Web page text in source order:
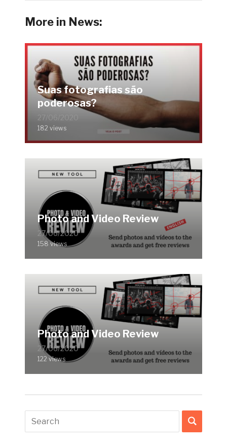
More in News:
Suas fotografias são
poderosas?
27/06/2020
182 views
Photo and Video Review
27/06/2020
158 views
Photo and Video Review
27/06/2020
122 views